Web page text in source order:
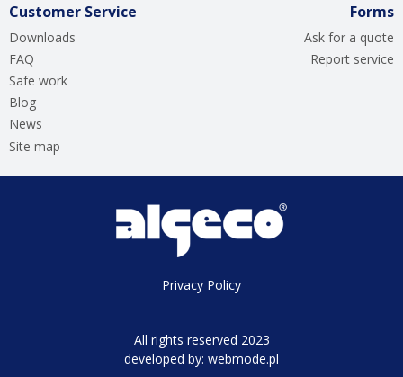
Customer Service
Downloads
FAQ
Safe work
Blog
News
Site map
Forms
Ask for a quote
Report service
Privacy Policy
All rights reserved 2023
developed by: webmode.pl